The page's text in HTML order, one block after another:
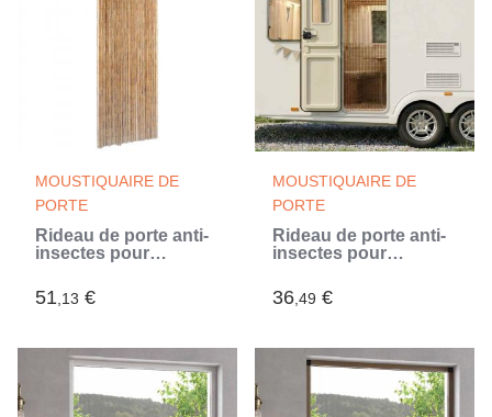
MOUSTIQUAIRE DE
PORTE
Rideau de porte anti-
insectes pour
56 x 185 cm
51,13 €
MOUSTIQUAIRE DE
PORTE
Rideau de porte anti-
insectes pour
foncé 56 x 185 cm
bambou (Gris)
36,49 €